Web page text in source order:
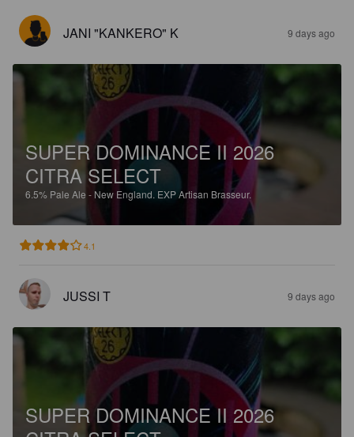
JANI "KANKERO" K 9 days ago
SUPER DOMINANCE II 2026
CITRA SELECT
6.5% Pale Ale - New England. EXP Artisan Brasseur.
4.1
JUSSI T 9 days ago
SUPER DOMINANCE II 2026